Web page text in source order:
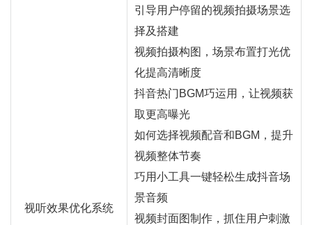
视听效果优化系统
引导用户停留的视频拍摄场景选
择及搭建
视频拍摄构图，场景布置打光优
化提高清晰度
抖音热门BGM巧运用，让视频获
取更高曝光
如何选择视频配音和BGM，提升
视频整体节奏
巧用小工具一键轻松生成抖音场
景音频
视频封面图制作，抓住用户刺激